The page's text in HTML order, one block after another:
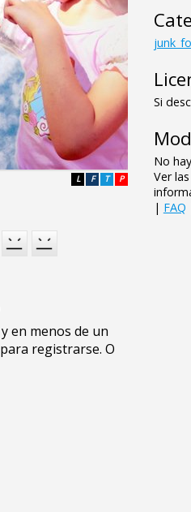
P
T
F
L
Si
No
Ver
| FAQ